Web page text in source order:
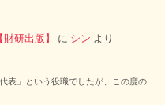
研出版】 に シン より
表」という役職でしたが、この度の